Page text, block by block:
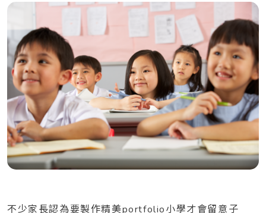
不少家長認為要製作精美portfolio小學才會留意子